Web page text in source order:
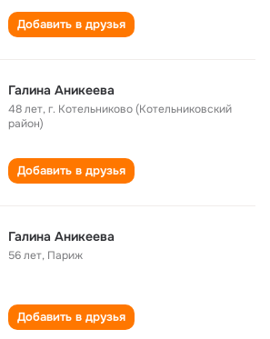
Добавить в друзья
Галина Аникеева
48 лет,г. Котельниково (Котельниковский
район)
Добавить в друзья
Галина Аникеева
56 лет, Париж
Добавить в друзья